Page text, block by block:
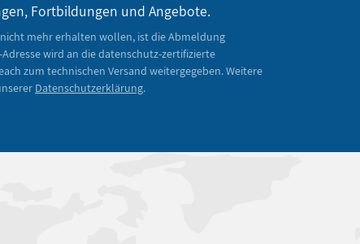
Fortbildungen und Angebote.
mehr erhalten wollen, ist die Abmeldung
wird an die datenschutz-zertifizierte
zum technischen Versand weitergegeben. Weitere
Datenschutzerklärung.